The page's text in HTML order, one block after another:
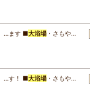
…ます ■大浴場 ・さもや…
…す！ ■大浴場 ・さもや…